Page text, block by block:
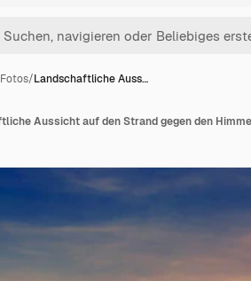
Fotos/Landschaftliche Auss…